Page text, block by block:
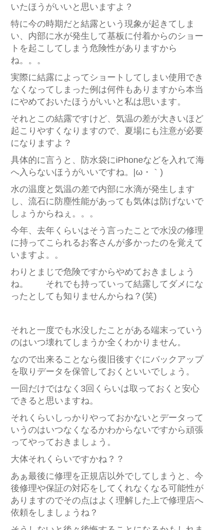
いたほうがいいと思いますよ？
特に今の時期だと結露という現象が起きてしま
い、内部に水が発生して基板に付着からのショー
トを起こしてしまう危険性がありますから
ね。。。
実際に結露によってショートしてしまい使用でき
なくなってしまった例は何件もありますから本当
にやめておいたほうがいいと私は思います。
それとこの結露ですけど、気温の差が大きいほど
起こりやすくなりますので、夏場にも注意が必要
になりますよ？
具体的に言うと、防水袋にiPhoneなどを入れて海
へ入らないほうがいいですね。|ω・｀)
水の温度と気温の差で内部に水滴が発生します
し、流石に防塵性能があっても気体は防げないで
しょうからねぇ。。。
今年、去年くらいはそう言ったことで水没の修理
に持ってこられるお客さんが多かったのを覚えて
いますよ。。
わりとまじで危険ですからやめておきましょう
ね。 それでも持っていって結露してダメにな
ったとしても知りませんからね？(笑)
それと一度でも水没したことがある端末っていう
のはいつ壊れてしまうか全くわかりません。
なので出来ることなら復旧後すぐにバックアップ
を取りデータを保管しておくといいでしょう。
一回だけではなく3回くらいは取っておくと安心
できると思いますね。
それくらいしっかりやっておかないとデータって
いうのはいつなくなるかわからないですから頑張
ってやっておきましょう。
大体それくらいですかね？？
あぁ最後に修理を正規店以外でしてしまうと、今
後修理や保証の対応をしてくれなくなる可能性が
ありますのでその点はよく理解した上で修理店へ
依頼をしましょうね？